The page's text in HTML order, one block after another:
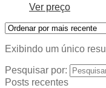
Ver preço
Exibindo um único
Pesquisar por:
Posts recentes